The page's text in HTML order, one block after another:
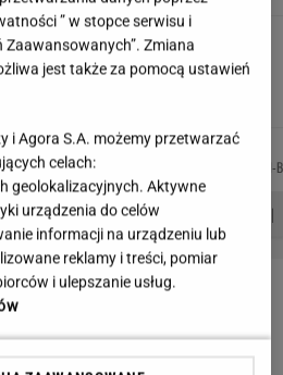
Johna Goodmana trafiło do
schudł 90 kg
JOANNA
CHOJNACKA
JAKUB
WIATROWSKI-
ZNAK Z '30' WISŁAWA SZYMBORSKA
OKAZJE
” w stopce serwisu i
Zaawansowanych”. Zmiana
jest także za pomocą ustawień
i Agora S.A. możemy przetwarzać
celach:
geolokalizacyjnych. Aktywne
urządzenia do celów
informacji na urządzeniu lub
reklamy i treści, pomiar
i ulepszanie usług.